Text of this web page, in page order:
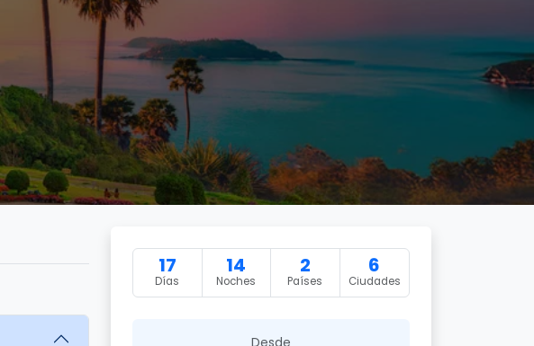
17
Días
14
Noches
2
Países
6
Ciudades
Desde